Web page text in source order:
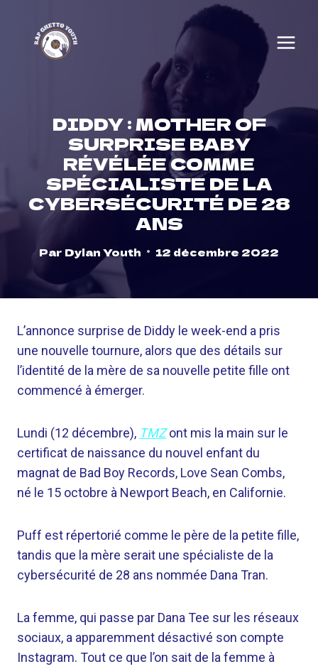
content
DIDDY : MOTHER OF
SURPRISE BABY
RÉVÉLÉE COMME
SPÉCIALISTE DE LA
CYBERSÉCURITÉ DE 28
ANS
Par Dylan Youth 12 décembre 2022
L’annonce surprise de Diddy le week-end a pris
une nouvelle tournure, alors que des détails sur
l’identité de la mère de sa nouvelle petite fille ont
commencé à émerger.
Lundi (12 décembre), TMZont mis la main sur le
certificat de naissance du nouvel enfant du
magnat de Bad Boy Records, Love Sean Combs,
né le 15 octobre à Newport Beach, en Californie.
Puff est répertorié comme le père de la petite fille,
tandis que la mère serait une spécialiste de la
cybersécurité de 28 ans nommée Dana Tran.
La femme, qui passe par Dana Tee sur les réseaux
sociaux, a apparemment désactivé son compte
Instagram. Tout ce que l’on sait de la femme à